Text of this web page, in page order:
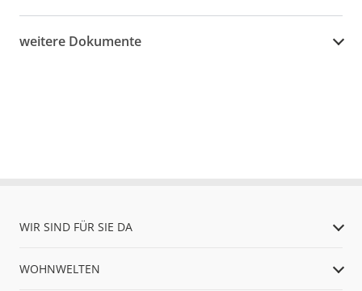
weitere Dokumente
WIR SIND FÜR SIE DA
WOHNWELTEN